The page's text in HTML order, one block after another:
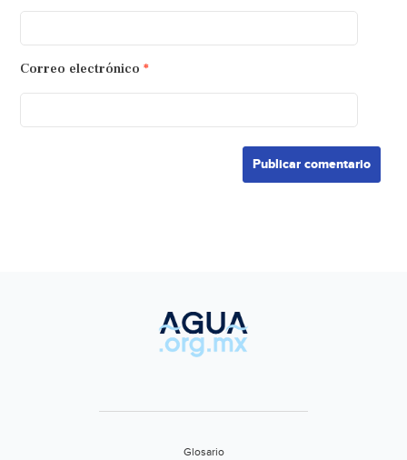
Correo electrónico *
Glosario